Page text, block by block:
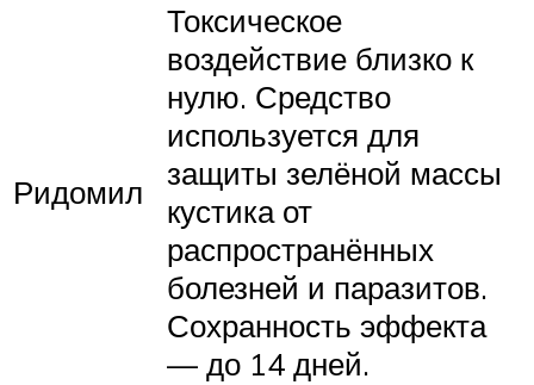
Ридомил
Токсическое
воздействие близко к
нулю. Средство
используется для
защиты зелёной массы
кустика от
распространённых
болезней и паразитов.
Сохранность эффекта
— до 14 дней.